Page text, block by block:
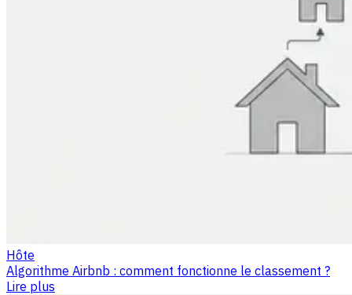
Hôte
Algorithme Airbnb : comment fonctionne le classement ?
Lire plus